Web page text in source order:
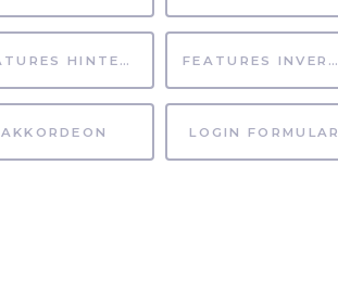
FEATURES HINTERGRUND FEATURES INVERTIERT
AKKORDEON LOGIN FORMULAR